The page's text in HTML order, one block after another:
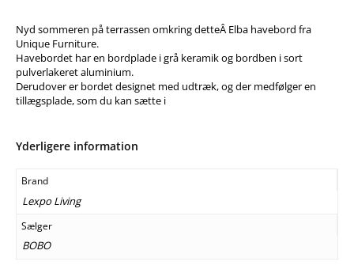
Nyd sommeren på terrassen omkring detteÂ Elba havebord fra
Unique Furniture.
Havebordet har en bordplade i grå keramik og bordben i sort
pulverlakeret aluminium.
Derudover er bordet designet med udtræk, og der medfølger en
tillægsplade, som du kan sætte i
Yderligere information
Brand
Lexpo Living
Sælger
BOBO